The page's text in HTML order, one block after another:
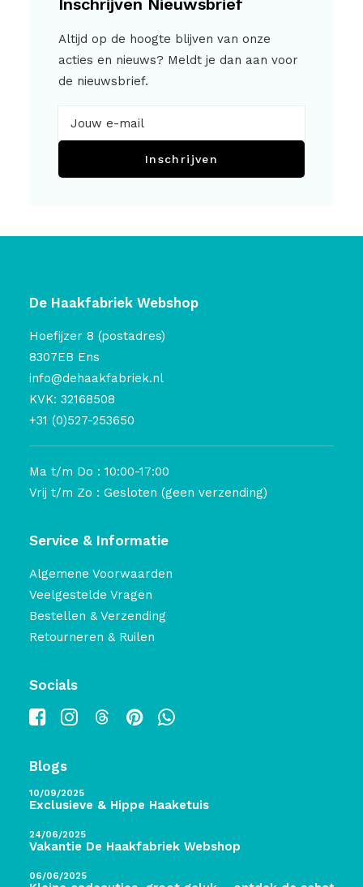
Inschrijven Nieuwsbrief
Altijd op de hoogte blijven van onze
acties en nieuws? Meldt je dan aan voor
de nieuwsbrief.
Inschrijven
De Haakfabriek Webshop
Hoefijzer 8 (postadres)
8307EB Ens
info@dehaakfabriek.nl
KVK: 32168508
+31 (0)527-253650
Ma t/m Do : 10:00-17:00
Vrij t/m Zo : Gesloten (geen verzending)
Service & Informatie
Algemene Voorwaarden
Veelgestelde Vragen
Bestellen & Verzending
Retourneren & Ruilen
Socials
Blogs
10/09/2025
Exclusieve & Hippe Haaketuis
24/06/2025
Vakantie De Haakfabriek Webshop
06/06/2025